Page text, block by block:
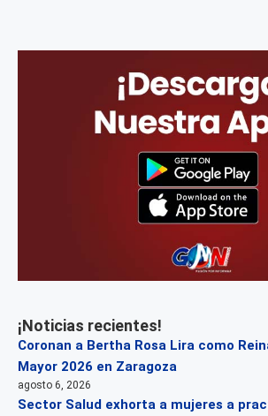
¡Noticias recientes!
Coronan a Bertha Rosa Lira como
Mayor 2026 en Zaragoza
agosto 6, 2026
Sector Salud exhorta a mujeres a